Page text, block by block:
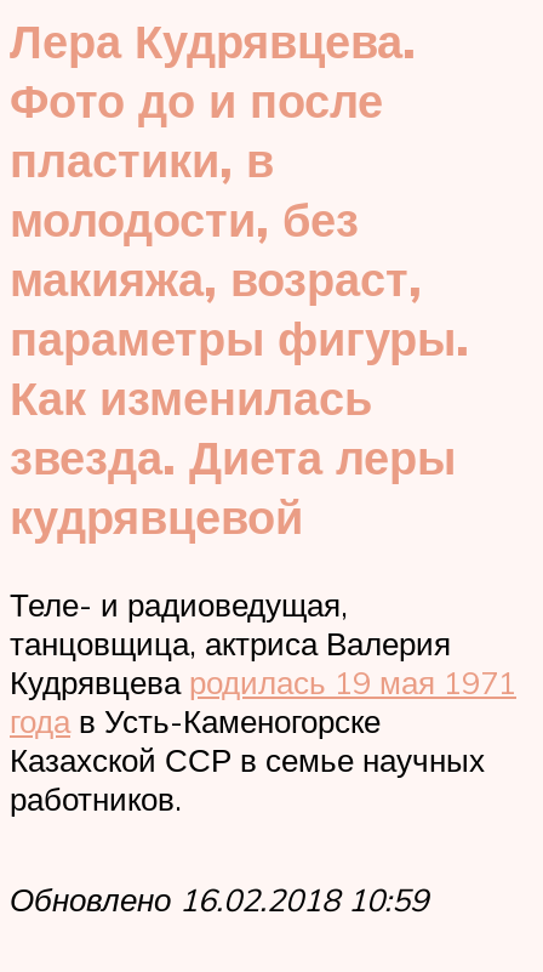
Лера Кудрявцева.
Фото до и после
пластики, в
молодости, без
макияжа, возраст,
параметры фигуры.
Как изменилась
звезда. Диета леры
кудрявцевой
Теле- и радиоведущая,
танцовщица, актриса Валерия
Кудрявцева родилась 19 мая 1971
годав Усть-Каменогорске
Казахской ССР в семье научных
работников.
Обновлено 16.02.2018 10:59